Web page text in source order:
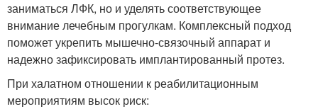
заниматься ЛФК, но и уделять соответствующее
внимание лечебным прогулкам. Комплексный подход
поможет укрепить мышечно-связочный аппарат и
надежно зафиксировать имплантированный протез.
При халатном отношении к реабилитационным
мероприятиям высок риск: